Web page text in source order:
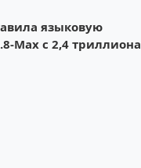
языковую
Max с 2,4 триллиона